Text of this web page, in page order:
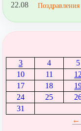
22.08
3
4 5
10
11 12
17
18
24
25
31
←